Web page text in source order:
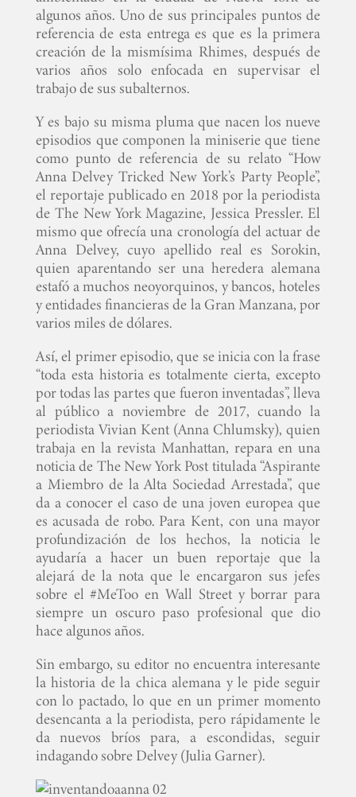
algunos años. Uno de sus principales puntos de
referencia de esta entrega es que es la primera
creación de la mismísima Rhimes, después de
varios años solo enfocada en supervisar el
trabajo de sus subalternos.
Y es bajo su misma pluma que nacen los nueve
episodios que componen la miniserie que tiene
como punto de referencia de su relato “How
Anna Delvey Tricked New York’s Party People”,
el reportaje publicado en 2018 por la periodista
de The New York Magazine, Jessica Pressler. El
mismo que ofrecía una cronología del actuar de
Anna Delvey, cuyo apellido real es Sorokin,
quien aparentando ser una heredera alemana
estafó a muchos neoyorquinos, y bancos, hoteles
y entidades financieras de la Gran Manzana, por
varios miles de dólares.
Así, el primer episodio, que se inicia con la frase
“toda esta historia es totalmente cierta, excepto
por todas las partes que fueron inventadas”, lleva
al público a noviembre de 2017, cuando la
periodista Vivian Kent (Anna Chlumsky), quien
trabaja en la revista Manhattan, repara en una
noticia de The New York Post titulada “Aspirante
a Miembro de la Alta Sociedad Arrestada”, que
da a conocer el caso de una joven europea que
es acusada de robo. Para Kent, con una mayor
profundización de los hechos, la noticia le
ayudaría a hacer un buen reportaje que la
alejará de la nota que le encargaron sus jefes
sobre el #MeToo en Wall Street y borrar para
siempre un oscuro paso profesional que dio
hace algunos años.
Sin embargo, su editor no encuentra interesante
la historia de la chica alemana y le pide seguir
con lo pactado, lo que en un primer momento
desencanta a la periodista, pero rápidamente le
da nuevos bríos para, a escondidas, seguir
indagando sobre Delvey (Julia Garner).